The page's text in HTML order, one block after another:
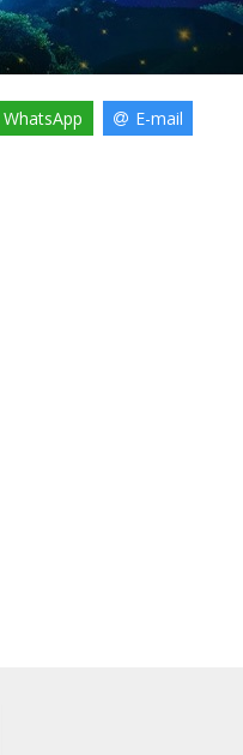
WhatsApp E-mail